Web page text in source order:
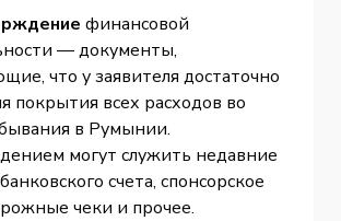
финансовой
— документы,
что у заявителя достаточно
покрытия всех расходов во
в Румынии.
могут служить недавние
счета, спонсорское
чеки и прочее.